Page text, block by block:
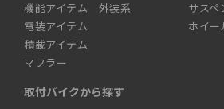
機能アイテム 外装系
電装アイテム
積載アイテム
マフラー
サスペ
ホイー
取付バイクから探す